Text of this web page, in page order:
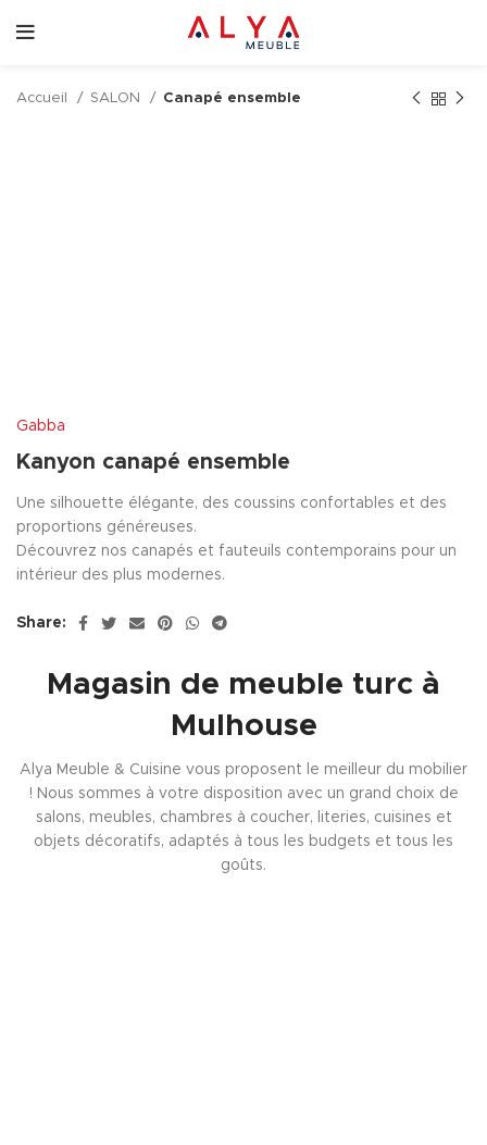
Accueil SALON Canapé ensemble
Gabba
Kanyon canapé ensemble
Une silhouette élégante, des coussins confortables et des
proportions généreuses.
Découvrez nos canapés et fauteuils contemporains pour un
intérieur des plus modernes.
Share:
Magasin de meuble turc à
Mulhouse
Alya Meuble & Cuisine vous proposent le meilleur du mobilier
! Nous sommes à votre disposition avec un grand choix de
salons, meubles, chambres à coucher, literies, cuisines et
objets décoratifs, adaptés à tous les budgets et tous les
goûts.